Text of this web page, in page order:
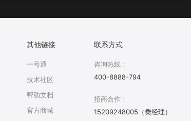
其他链接
一号通
技术社区
帮助文档
官方商城
联系方式
咨询热线：
400-8888-794
招商合作：
15209248005（樊经理）